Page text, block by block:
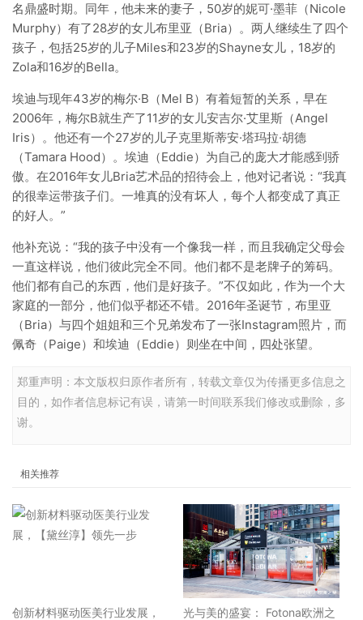
名鼎盛时期。同年，他未来的妻子，50岁的妮可·墨菲（Nicole
Murphy）有了28岁的女儿布里亚（Bria）。两人继续生了四个
孩子，包括25岁的儿子Miles和23岁的Shayne女儿，18岁的
Zola和16岁的Bella。
埃迪与现年43岁的梅尔·B（Mel B）有着短暂的关系，早在
2006年，梅尔B就生产了11岁的女儿安吉尔·艾里斯（Angel
Iris）。他还有一个27岁的儿子克里斯蒂安·塔玛拉·胡德
（Tamara Hood）。埃迪（Eddie）为自己的庞大才能感到骄
傲。在2016年女儿Bria艺术品的招待会上，他对记者说：“我真
的很幸运带孩子们。一堆真的没有坏人，每个人都变成了真正
的好人。”
他补充说：“我的孩子中没有一个像我一样，而且我确定父母会
一直这样说，他们彼此完全不同。他们都不是老牌子的筹码。
他们都有自己的东西，他们是好孩子。”不仅如此，作为一个大
家庭的一部分，他们似乎都还不错。2016年圣诞节，布里亚
（Bria）与四个姐姐和三个兄弟发布了一张Instagram照片，而
佩奇（Paige）和埃迪（Eddie）则坐在中间，四处张望。
郑重声明：本文版权归原作者所有，转载文章仅为传播更多信息之
目的，如作者信息标记有误，请第一时间联系我们修改或删除，多
谢。
相关推荐
​创新材料驱动医美行业发展，
光与美的盛宴： Fotona欧洲之